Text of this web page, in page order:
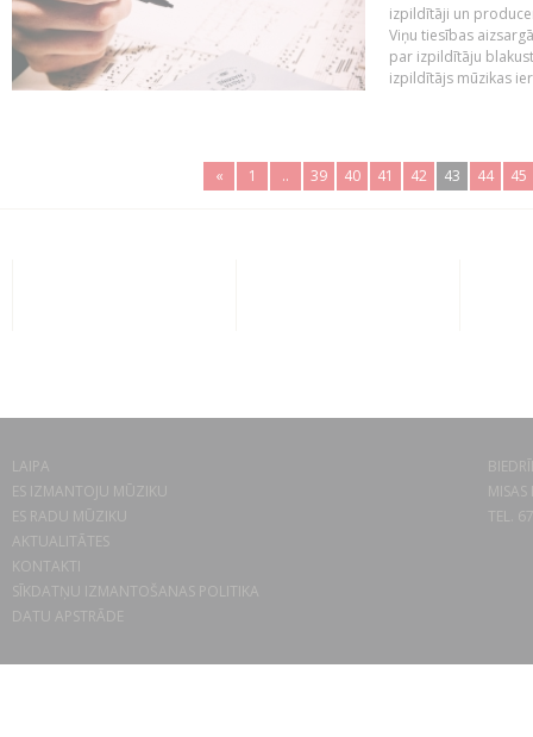
izpildītāji un
Viņu tiesības
par izpildītāju
izpildītājs mūzikas
« 1 .. 39 40 41 42 43 44 45
LAIPA
ES IZMANTOJU MŪZIKU
ES RADU MŪZIKU
AKTUALITĀTES
KONTAKTI
SĪKDATŅU IZMANTOŠANAS POLITIKA
DATU APSTRĀDE
TEL.